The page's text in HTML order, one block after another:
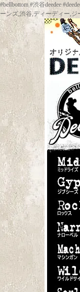
#bellbottom #渋谷deedee
ーンズ,渋谷,ディーディー,